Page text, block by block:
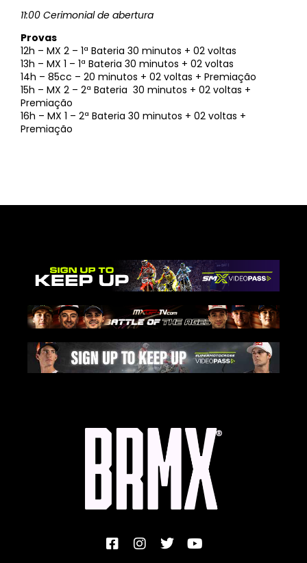
11:00 Cerimonial de abertura
Provas
12h – MX 2 – 1ª Bateria 30 minutos + 02 voltas
13h – MX 1 – 1ª Bateria 30 minutos + 02 voltas
14h – 85cc – 20 minutos + 02 voltas + Premiação
15h – MX 2 – 2ª Bateria 30 minutos + 02 voltas +
Premiação
16h – MX 1 – 2ª Bateria 30 minutos + 02 voltas +
Premiação